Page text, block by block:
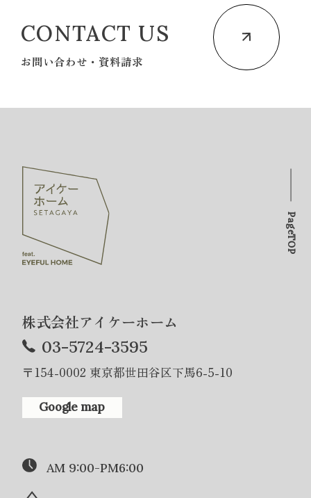
CONTACT US
お問い合わせ・資料請求
株式会社アイケーホーム
03-5724-3595
〒154-0002 東京都世田谷区下馬6-5-10
Google map
AM 9:00-PM6:00
PageTOP